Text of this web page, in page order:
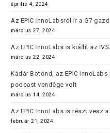
április 4, 2024
Az EPIC InnoLabsról ír a G7
március 27, 2024
Az EPIC InnoLabs is kiállít az
március 22, 2024
Kádár Botond, az EPIC
podcast vendége volt
március 14, 2024
Az EPIC InnoLabs is részt vesz
február 21, 2024